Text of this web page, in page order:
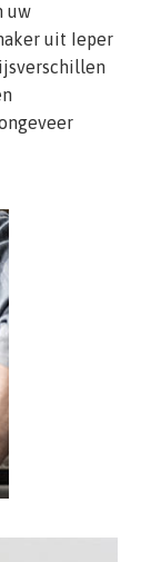
uw
uit Ieper